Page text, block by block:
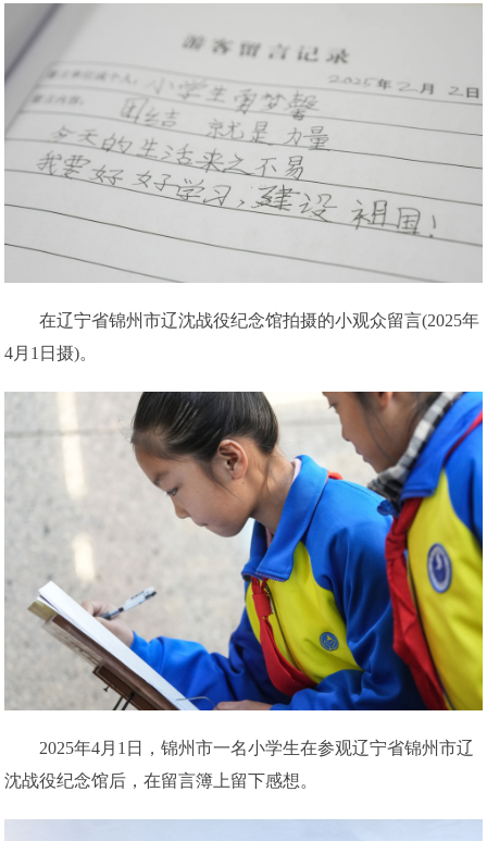
在辽宁省锦州市辽沈战役纪念馆拍摄的小观众留言(2025年
4月1日摄)。
2025年4月1日，锦州市一名小学生在参观辽宁省锦州市辽
沈战役纪念馆后，在留言簿上留下感想。